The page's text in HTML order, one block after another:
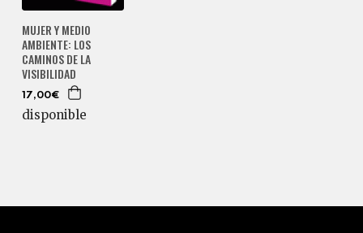
MUJER Y MEDIO
AMBIENTE: LOS
CAMINOS DE LA
VISIBILIDAD
17,00€
disponible